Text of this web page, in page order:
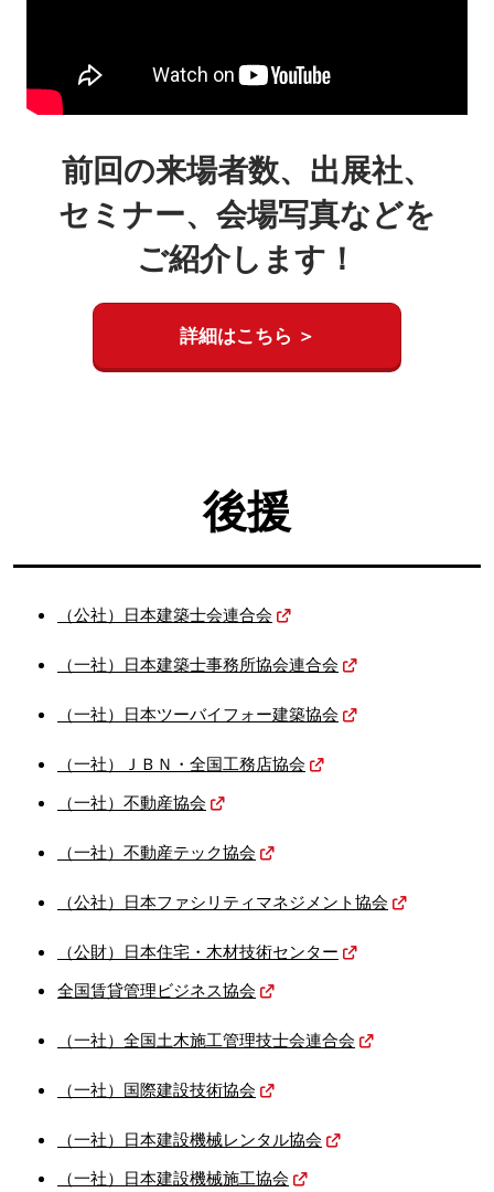
前回の来場者数、出展社、
セミナー、会場写真などを
ご紹介します！
詳細はこちら ＞
後援
（公社）日本建築士会連合会
（一社）日本建築士事務所協会連合会
（一社）日本ツーバイフォー建築協会
（一社）ＪＢＮ・全国工務店協会
（一社）不動産協会
（一社）不動産テック協会
（公社）日本ファシリティマネジメント協会
（公財）日本住宅・木材技術センター
全国賃貸管理ビジネス協会
（一社）全国土木施工管理技士会連合会
（一社）国際建設技術協会
（一社）日本建設機械レンタル協会
（一社）日本建設機械施工協会